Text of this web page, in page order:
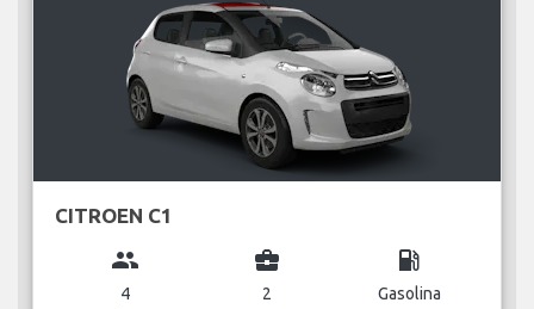
CITROEN C1
group
4
business_center
2
local_gas_station
Gasolina